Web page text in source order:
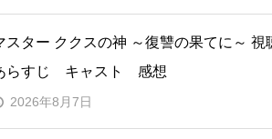
スター ククスの神 ～復讐の果てに～
らすじ キャスト 感想
2026年8月7日